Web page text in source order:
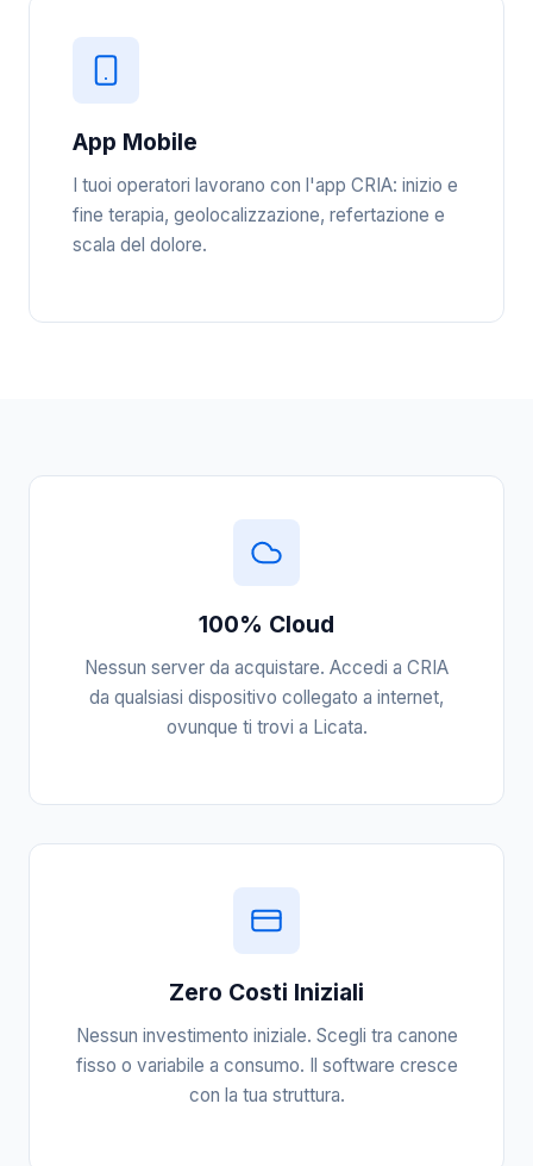
App Mobile
I tuoi operatori lavorano con l'app CRIA: inizio e
fine terapia, geolocalizzazione, refertazione e
scala del dolore.
100% Cloud
Nessun server da acquistare. Accedi a CRIA
da qualsiasi dispositivo collegato a internet,
ovunque ti trovi a Licata.
Zero Costi Iniziali
Nessun investimento iniziale. Scegli tra canone
fisso o variabile a consumo. Il software cresce
con la tua struttura.